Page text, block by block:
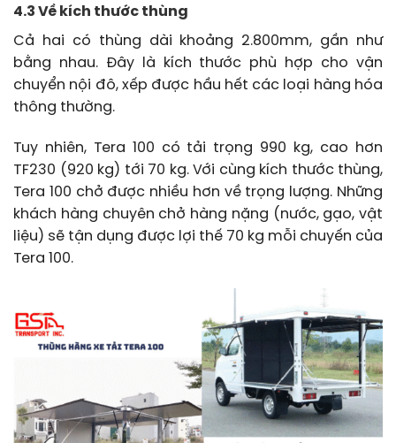
4.3 Về kích thước thùng
Cả hai có thùng dài khoảng 2.800mm, gần như
bằng nhau. Đây là kích thước phù hợp cho vận
chuyển nội đô, xếp được hầu hết các loại hàng hóa
thông thường.
Tuy nhiên, Tera 100 có tải trọng 990 kg, cao hơn
TF230 (920 kg) tới 70 kg. Với cùng kích thước thùng,
Tera 100 chở được nhiều hơn về trọng lượng. Những
khách hàng chuyên chở hàng nặng (nước, gạo, vật
liệu) sẽ tận dụng được lợi thế 70 kg mỗi chuyến của
Tera 100.